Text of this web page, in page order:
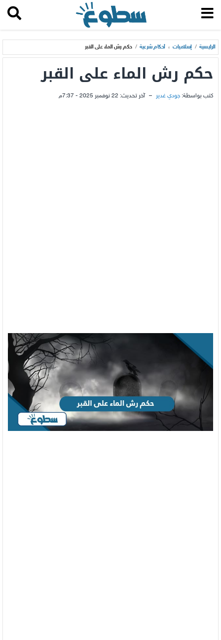
الرئيسية / إسلاميات ، أحكام شرعية / حكم رش الماء على القبر
حكم رش الماء على القبر
كتب بواسطة: جودي غدير – آخر تحديث: 22 نوفمبر 2025 - 7:37م